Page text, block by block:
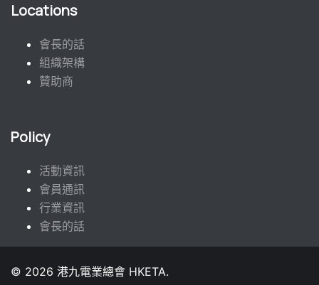
Locations
會長的話
組織架構
贊助商
Policy
活動資訊
會員通訊
行業資訊
會長的話
© 2026 港九電業總會 HKETA.